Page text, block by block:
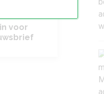
voor